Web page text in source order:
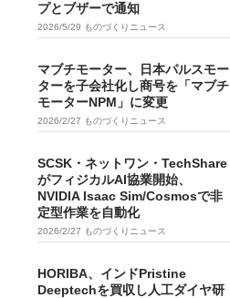
プとブザーで通知
2026/5/29 ものづくりニュース
マブチモーター、日本パルスモー
ターを子会社化し商号を「マブチ
モーターNPM」に変更
2026/2/27 ものづくりニュース
SCSK・ネットワン・TechShare
がフィジカルAI協業開始、
NVIDIA Isaac Sim/Cosmosで非
定型作業を自動化
2026/2/27 ものづくりニュース
HORIBA、インドPristine
Deeptechを買収し人工ダイヤ研